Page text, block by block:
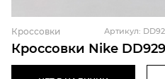
Кроссовки Nike
Кроссовки Артикул: